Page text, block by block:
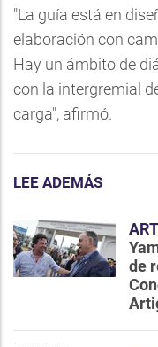
"La guía está en
elaboración con
Hay un ámbito de
con la intergremial
carga", afirmó.
LEE ADEMÁS
de